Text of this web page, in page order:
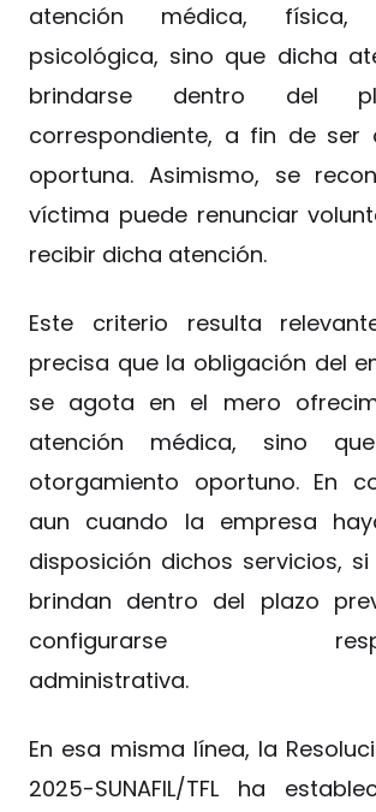
atención médica,
psicológica, sino que dicha
brindarse dentro del
correspondiente, a fin de ser
oportuna. Asimismo, se
víctima puede renunciar
recibir dicha atención.
Este criterio resulta
precisa que la obligación del
se agota en el mero
atención médica, sino
otorgamiento oportuno. En
aun cuando la empresa
disposición dichos servicios,
brindan dentro del plazo
configurarse
administrativa.
En esa misma línea, la
2025-SUNAFIL/TFL ha